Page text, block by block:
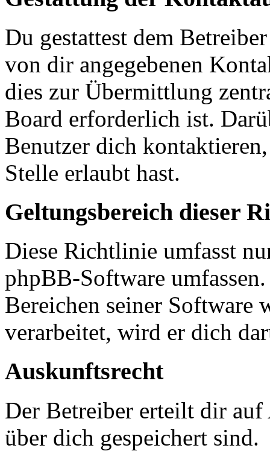
Du gestattest dem
von dir angegebenen
dies zur Übermittlung
Board erforderlich ist.
Benutzer dich
Stelle erlaubt hast.
Geltungsbereich dieser
Diese Richtlinie umfasst
phpBB-Software
Bereichen seiner Software
verarbeitet, wird er dich
Auskunftsrecht
Der Betreiber erteilt dir
über dich gespeichert sind.